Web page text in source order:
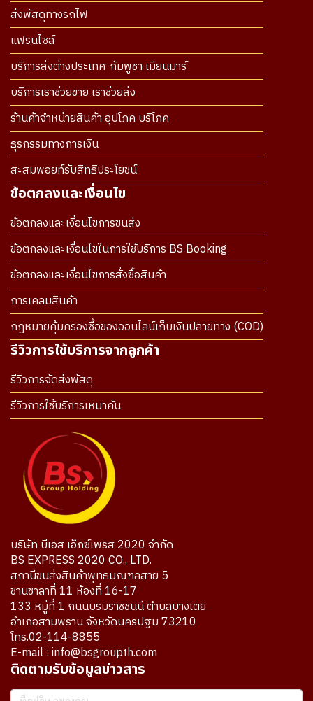
ส่งพัสดุทางรถไฟ
แฟรนไซส์
บริการส่งต่างประเทศ กัมพูชา เมียนมาร์
บริการเราช่วยขาย เราช่วยส่ง
ร้านค้าจำหน่ายสินค้า อุปโภค บริโภค
ธุรกรรมทางการเงิน
สะสมพอยท์รับสิทธิประโยชน์
ข้อตกลงและเงื่อนไข
ข้อตกลงและเงื่อนไขการขนส่ง
ข้อตกลงและเงื่อนไขในการใช้บริการ BS Booking
ข้อตกลงและเงื่อนไขการสั่งซื้อสินค้า
การเคลมสินค้า
กฎหมายคุ้มครองซื้อของออนไลน์เก็บเงินปลายทาง (COD)
รีวิวการใช้บริการจากลูกค้า
รีวิวการจัดส่งพัสดุ
รีวิวการใช้บริการเหมาคัน
บริษัท บีเอส เอ็กซ์เพรส 2020 จำกัด
BS EXPRESS 2020 CO., LTD.
สถานีขนส่งสินค้าพุทธมณฑลสาย 5
ชานชาลาที่ 11 ห้องที่ 16-17
133 หมู่ที่ 1 ถนนบรมราชชนนี ตำบลบางเตย
อำเภอสามพราน จังหวัดนครปฐม 73210
โทร.02-114-8855
E-mail : info@bsgroupth.com
ติดตามรับข้อมูลข่าวสาร